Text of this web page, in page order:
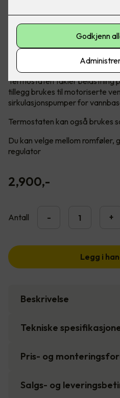
ELKO sin termostat med
utmerket alene og hvis
den til i ELKO SMART
avhengig av Smart Hub.
Termostaten takler belastning
tillegg brukes til motoriserte
sirkulasjonspumper for
Termostaten kan også brukes
Du kan velge mellom romføler,
regulator
2,900,-
Antall - +
Legg i
Beskrivelse
Tekniske
Pris- og
Salgs- og